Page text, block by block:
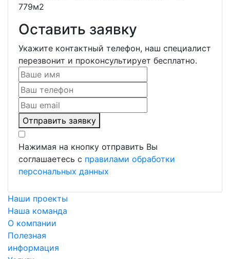
779м2
Оставить заявку
Укажите контактный телефон, наш специалист
перезвонит и проконсультирует бесплатно.
Отправить заявку
Нажимая на кнопку отправить Вы
соглашаетесь с правилами обработки
персональных данных
Наши проекты
Наша команда
О компании
Полезная
информация